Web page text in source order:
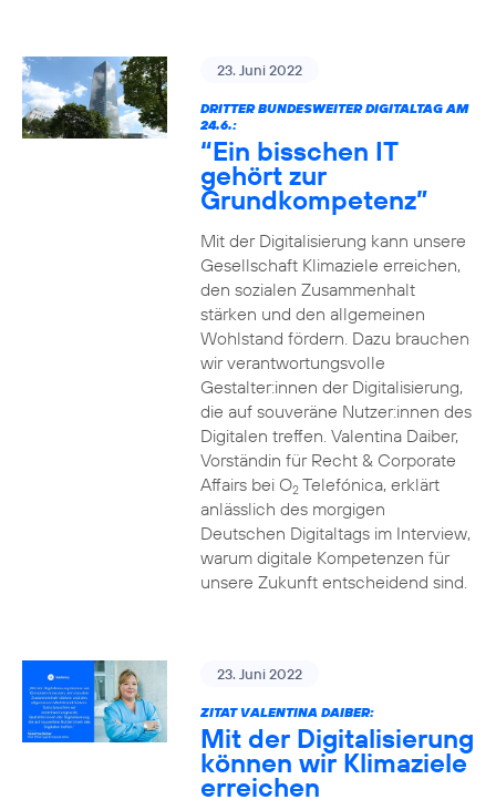
23. Juni 2022
DRITTER BUNDESWEITER DIGITALTAG AM
24.6.:
“Ein bisschen IT
gehört zur
Grundkompetenz”
Mit der Digitalisierung kann unsere
Gesellschaft Klimaziele erreichen,
den sozialen Zusammenhalt
stärken und den allgemeinen
Wohlstand fördern. Dazu brauchen
wir verantwortungsvolle
Gestalter:innen der Digitalisierung,
die auf souveräne Nutzer:innen des
Digitalen treffen. Valentina Daiber,
Vorständin für Recht & Corporate
Affairs bei O2Telefónica, erklärt
anlässlich des morgigen
Deutschen Digitaltags im Interview,
warum digitale Kompetenzen für
unsere Zukunft entscheidend sind.
23. Juni 2022
ZITAT VALENTINA DAIBER:
Mit der Digitalisierung
können wir Klimaziele
erreichen